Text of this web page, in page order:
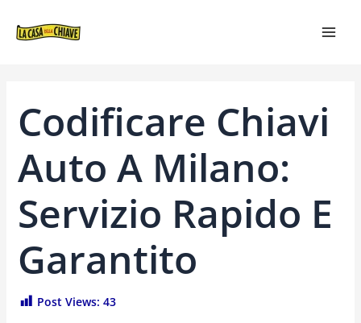
Codificare Chiavi
Auto A Milano:
Servizio Rapido E
Garantito
Post Views: 43
ARTICOLI